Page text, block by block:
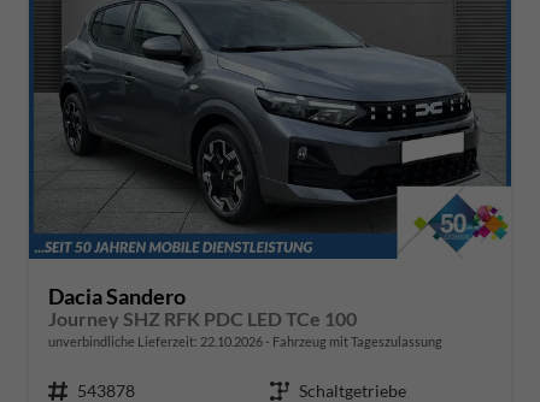
Dacia Sandero
Journey SHZ RFK PDC LED TCe 100
unverbindliche Lieferzeit: 22.10.2026 Fahrzeug mit Tageszulassung
Fahrzeugnr. 543878 Getriebe Schaltgetriebe